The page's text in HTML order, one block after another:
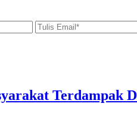
Terdampak